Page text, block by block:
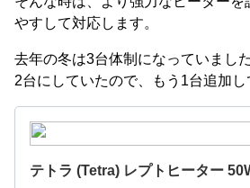
やすして対応します。
去年の冬は3台体制になっていまし
2台にしていたので、もう1台追加し
テトラ (Tetra) レプトヒーター